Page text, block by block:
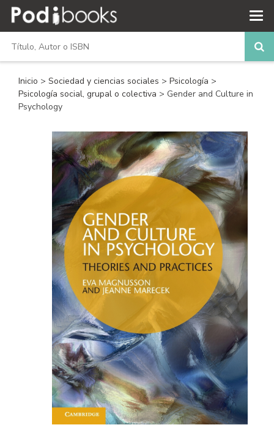
Inicio > Sociedad y ciencias sociales > Psicología >
Psicología social, grupal o colectiva > Gender and Culture in
Psychology